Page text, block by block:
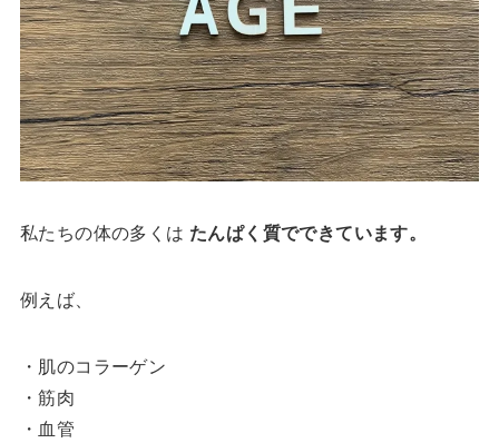
私たちの体の多くは たんぱく質でできています。
例えば、
・肌のコラーゲン
・筋肉
・血管